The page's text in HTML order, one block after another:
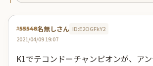
#55548名無しさん ID:E2OGFkY2
2021/04/09 19:07
K1でテコンドーチャンピオンが、ア